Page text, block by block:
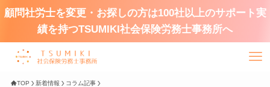
顧問社労士を変更・お探しの方は100社以上のサポート実
績を持つTSUMIKI社会保険労務士事務所へ
TOP 新着情報 コラム記事